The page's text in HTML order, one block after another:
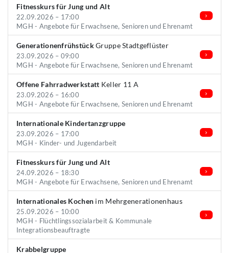
Fitnesskurs für Jung und Alt
22.09.2026 – 17:00
MGH - Angebote für Erwachsene, Senioren und Ehrenamt
GenerationenfrühstückGruppe Stadtgeflüster
23.09.2026 – 09:00
MGH - Angebote für Erwachsene, Senioren und Ehrenamt
Offene Fahrradwerkstatt Keller 11 A
23.09.2026 – 16:00
MGH - Angebote für Erwachsene, Senioren und Ehrenamt
Internationale Kindertanzgruppe
23.09.2026 – 17:00
MGH - Kinder- und Jugendarbeit
Fitnesskurs für Jung und Alt
24.09.2026 – 18:30
MGH - Angebote für Erwachsene, Senioren und Ehrenamt
Internationales Kochen im Mehrgenerationenhaus
25.09.2026 – 10:00
MGH - Flüchtlingssozialarbeit & Kommunale
Integrationsbeauftragte
Krabbelgruppe